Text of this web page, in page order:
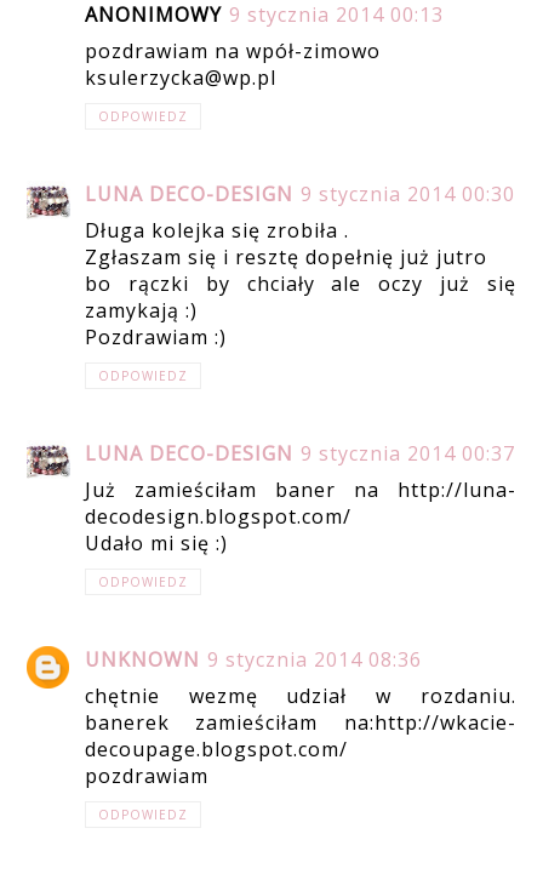
ANONIMOWY 9 stycznia 2014 00:13
pozdrawiam na wpół-zimowo
ksulerzycka@wp.pl
ODPOWIEDZ
LUNA DECO-DESIGN 9 stycznia 2014 00:30
Długa kolejka się zrobiła .
Zgłaszam się i resztę dopełnię już jutro
bo rączki by chciały ale oczy już się
zamykają :)
Pozdrawiam :)
ODPOWIEDZ
LUNA DECO-DESIGN 9 stycznia 2014 00:37
Już zamieściłam baner na http://luna-
decodesign.blogspot.com/
Udało mi się :)
ODPOWIEDZ
UNKNOWN 9 stycznia 2014 08:36
chętnie wezmę udział w rozdaniu.
banerek zamieściłam na:http://wkacie-
decoupage.blogspot.com/
pozdrawiam
ODPOWIEDZ